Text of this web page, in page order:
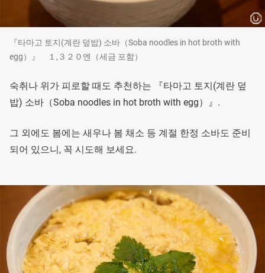
『타마고 토지(계란 덮밥) 소바（Soba noodles in hot broth with
egg）』 １,３２０엔（세금 포함）
숙취나 위가 피로할 때도 추천하는 『타마고 토지(계란 덮
밥) 소바（Soba noodles in hot broth with egg）』.
그 외에도 봄에는 새우나 봄 채소 등 계절 한정 소바도 준비
되어 있으니, 꼭 시도해 보세요.